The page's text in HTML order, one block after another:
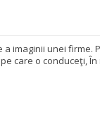
imaginii unei firme.
care o conduceţi,